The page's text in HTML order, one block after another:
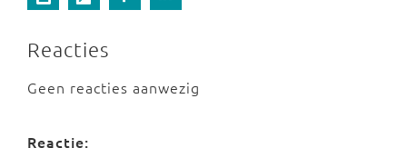
Reacties
Geen reacties aanwezig
Reactie: